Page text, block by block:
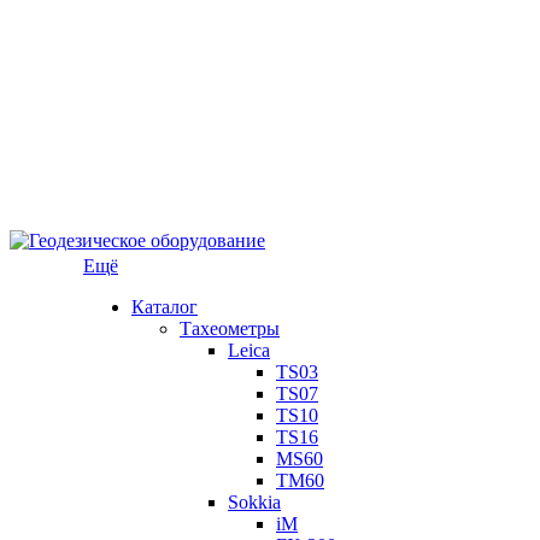
Ещё
Каталог
Тахеометры
Leica
TS03
TS07
TS10
TS16
MS60
TM60
Sokkia
iM